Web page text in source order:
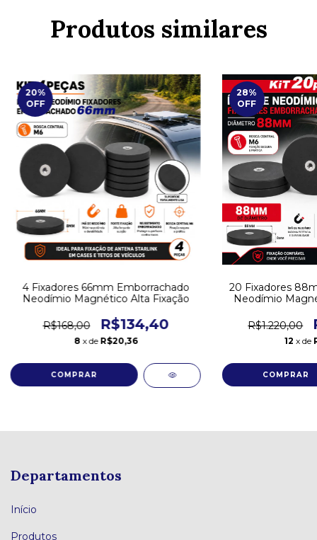
Produtos similares
20%
OFF
4 Fixadores 66mm Emborrachado
Neodímio Magnético Alta Fixação
R$168,00 R$134,40
8 x de R$20,36
28%
OFF
20 Fixadores
Neodímio
R$1.220,00
12 x de
Departamentos
Início
Produtos